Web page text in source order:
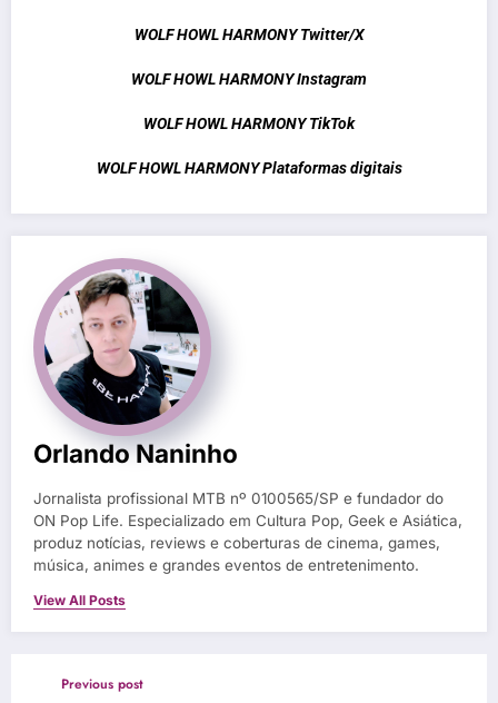
WOLF HOWL HARMONY Twitter/X
WOLF HOWL HARMONY Instagram
WOLF HOWL HARMONY TikTok
WOLF HOWL HARMONY Plataformas digitais
Orlando Naninho
Jornalista profissional MTB nº 0100565/SP e fundador do
ON Pop Life. Especializado em Cultura Pop, Geek e Asiática,
produz notícias, reviews e coberturas de cinema, games,
música, animes e grandes eventos de entretenimento.
View All Posts
Previous post